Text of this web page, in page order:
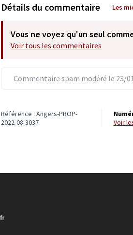
Détails du commentaire Les
Vous ne voyez qu'un seul
Voir tous les commentaires
Commentaire spam modéré le 23/
Référence : Angers-PROP-
2022-08-3037
voir